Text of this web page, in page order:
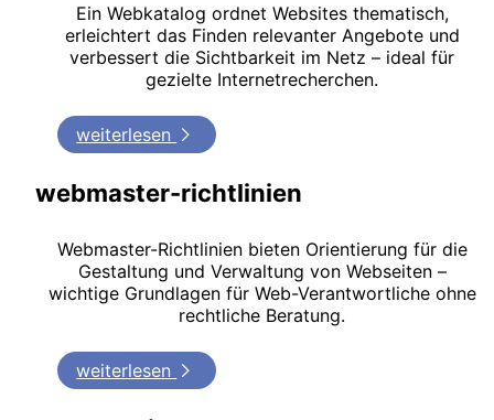
Ein Webkatalog ordnet Websites thematisch,
erleichtert das Finden relevanter Angebote und
verbessert die Sichtbarkeit im Netz – ideal für
gezielte Internetrecherchen.
weiterlesen
webmaster-richtlinien
Webmaster-Richtlinien bieten Orientierung für die
Gestaltung und Verwaltung von Webseiten –
wichtige Grundlagen für Web-Verantwortliche ohne
rechtliche Beratung.
weiterlesen